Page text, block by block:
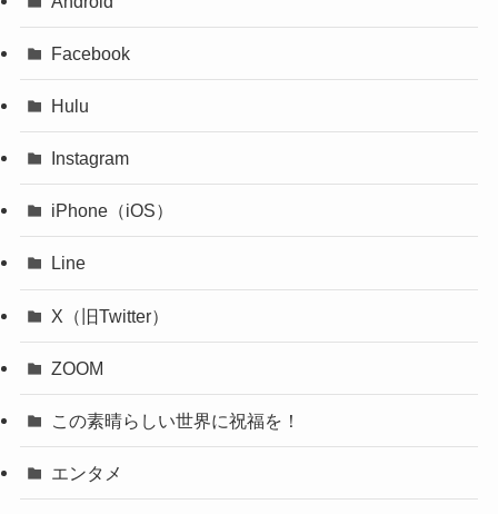
Facebook
Hulu
Instagram
iPhone（iOS）
Line
X（旧Twitter）
ZOOM
この素晴らしい世界に祝福を！
エンタメ